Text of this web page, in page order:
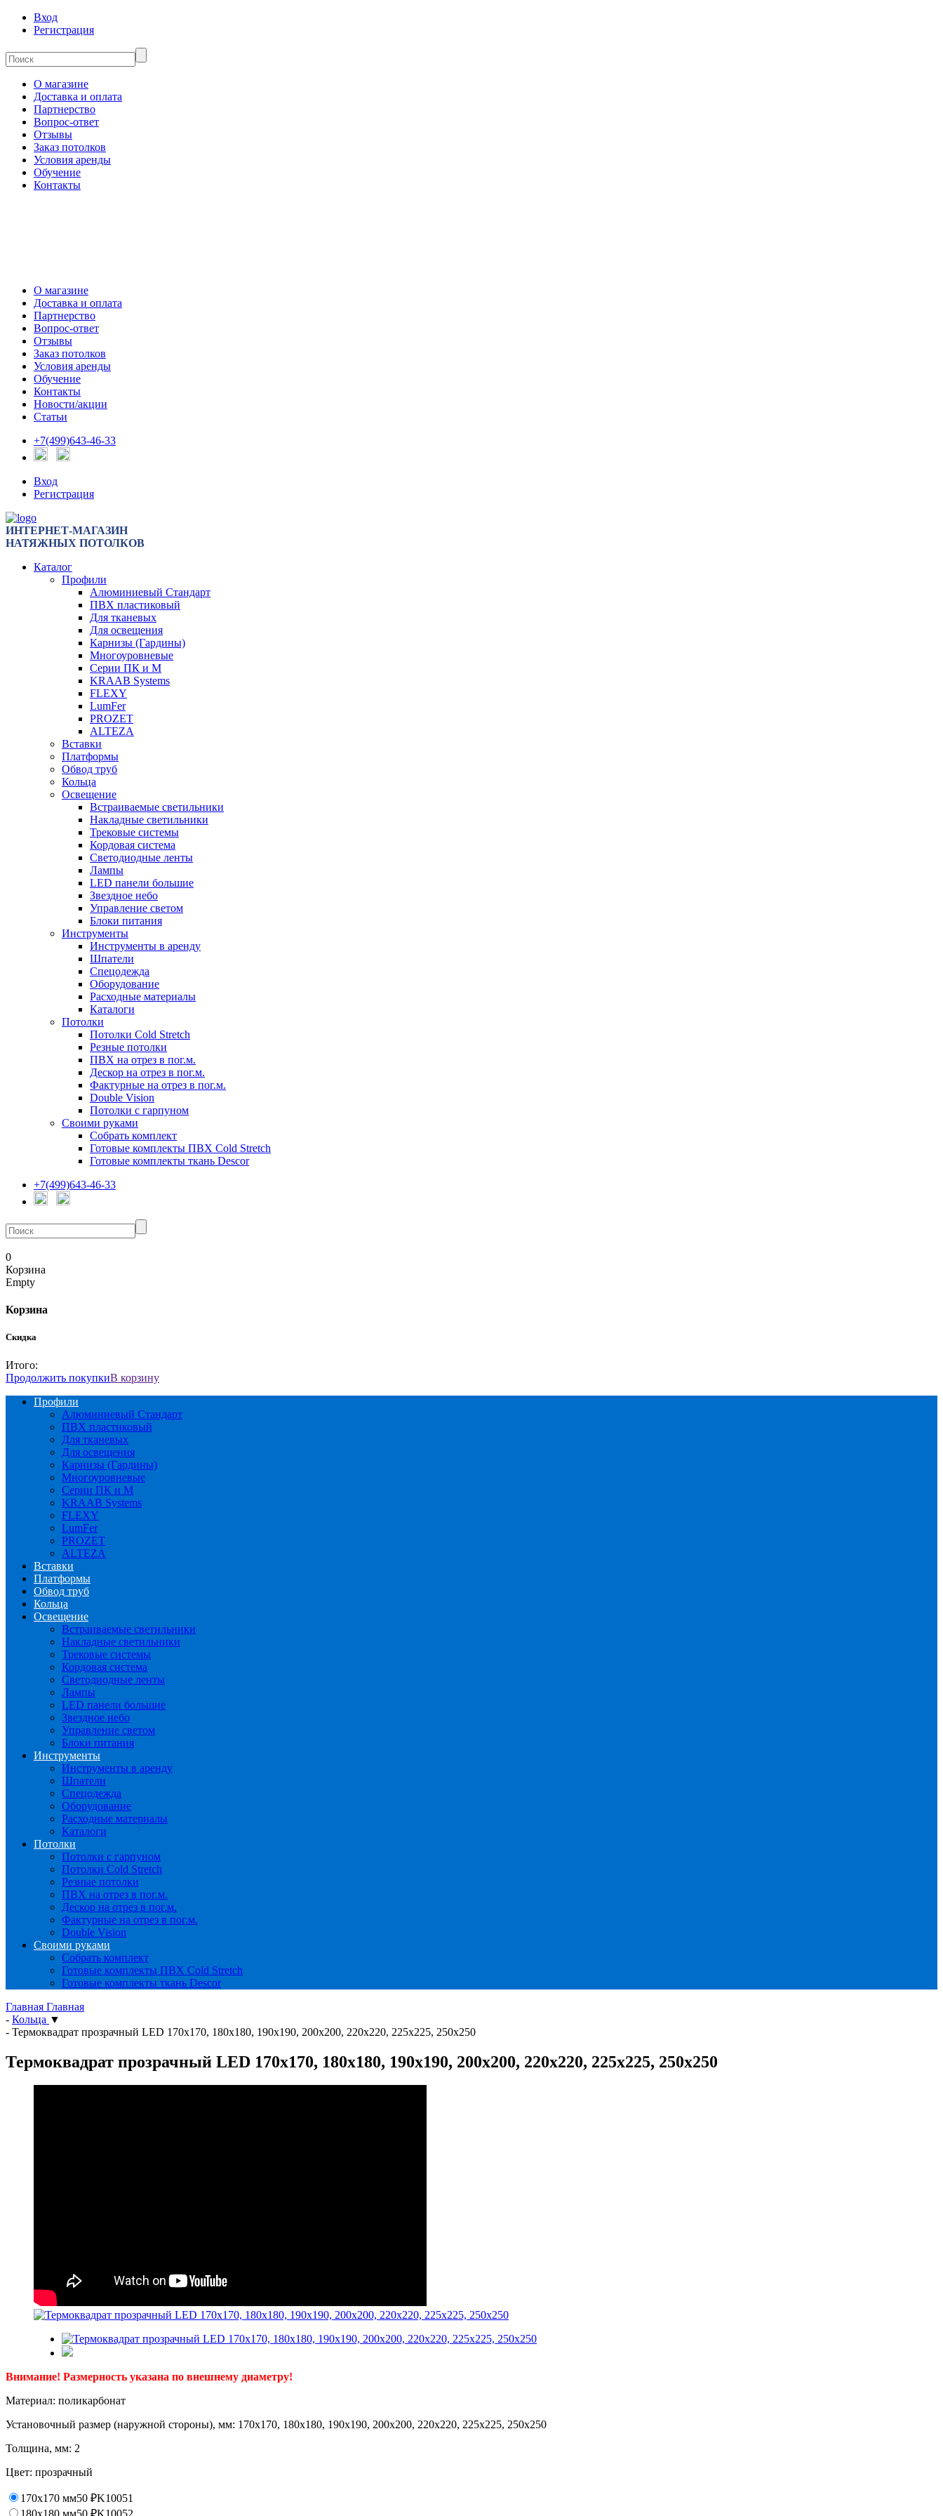
Вход
Регистрация
О магазине
Доставка и оплата
Партнерство
Вопрос-ответ
Отзывы
Заказ потолков
Условия аренды
Обучение
Контакты
О магазине
Доставка и оплата
Партнерство
Вопрос-ответ
Отзывы
Заказ потолков
Условия аренды
Обучение
Контакты
Новости/акции
Статьи
+7(499)643-46-33
Вход
Регистрация
ИНТЕРНЕТ-МАГАЗИН
НАТЯЖНЫХ ПОТОЛКОВ
Каталог
Профили
Алюминиевый Стандарт
ПВХ пластиковый
Для тканевых
Для освещения
Карнизы (Гардины)
Многоуровневые
Серии ПК и М
KRAAB Systems
FLEXY
LumFer
PROZET
ALTEZA
Вставки
Платформы
Обвод труб
Кольца
Освещение
Встраиваемые светильники
Накладные светильники
Трековые системы
Кордовая система
Светодиодные ленты
Лампы
LED панели большие
Звездное небо
Управление светом
Блоки питания
Инструменты
Инструменты в аренду
Шпатели
Спецодежда
Оборудование
Расходные материалы
Каталоги
Потолки
Потолки Cold Stretch
Резные потолки
ПВХ на отрез в пог.м.
Дескор на отрез в пог.м.
Фактурные на отрез в пог.м.
Double Vision
Потолки с гарпуном
Своими руками
Собрать комплект
Готовые комплекты ПВХ Cold Stretch
Готовые комплекты ткань Descor
+7(499)643-46-33
0
Корзина
Empty
Корзина
Скидка
Итого:
Продолжить покупкиВ корзину
Профили
Алюминиевый Стандарт
ПВХ пластиковый
Для тканевых
Для освещения
Карнизы (Гардины)
Многоуровневые
Серии ПК и М
KRAAB Systems
FLEXY
LumFer
PROZET
ALTEZA
Вставки
Платформы
Обвод труб
Кольца
Освещение
Встраиваемые светильники
Накладные светильники
Трековые системы
Кордовая система
Светодиодные ленты
Лампы
LED панели большие
Звездное небо
Управление светом
Блоки питания
Инструменты
Инструменты в аренду
Шпатели
Спецодежда
Оборудование
Расходные материалы
Каталоги
Потолки
Потолки с гарпуном
Потолки Cold Stretch
Резные потолки
ПВХ на отрез в пог.м.
Дескор на отрез в пог.м.
Фактурные на отрез в пог.м.
Double Vision
Своими руками
Собрать комплект
Готовые комплекты ПВХ Cold Stretch
Готовые комплекты ткань Descor
Главная Главная
- Кольца ▼
- Термоквадрат прозрачный LED 170x170, 180x180, 190x190, 200x200, 220x220, 225x225, 250x250
Термоквадрат прозрачный LED 170x170, 180x180, 190x190, 200x200, 220x220, 225x225, 250x250
Внимание! Размерность указана по внешнему диаметру!
Материал: поликарбонат
Установочный размер (наружной стороны), мм: 170x170, 180x180, 190x190, 200x200, 220x220, 225x225, 250x250
Толщина, мм: 2
Цвет: прозрачный
170x170 мм50 ₽K10051